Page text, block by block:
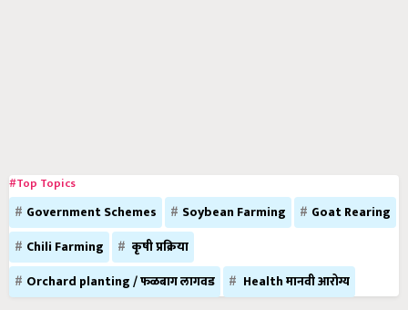
#Top Topics
Government Schemes Soybean Farming
Goat Rearing
Chili Farming
कृषी प्रक्रिया
Orchard planting / फळबाग लागवड
Health मानवी आरोग्य